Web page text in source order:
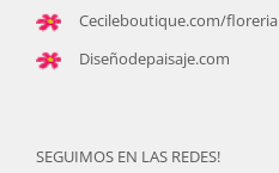
Cecileboutique.com/floreria
Diseñodepaisaje.com
SEGUIMOS EN LAS REDES!